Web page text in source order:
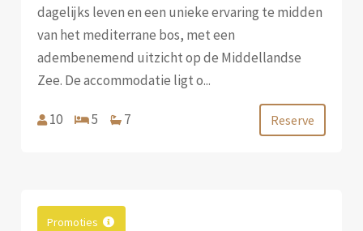
dagelijks leven en een unieke ervaring te midden
van het mediterrane bos, met een
adembenemend uitzicht op de Middellandse
Zee. De accommodatie ligt o...
10 5 7 Reserve
Promoties